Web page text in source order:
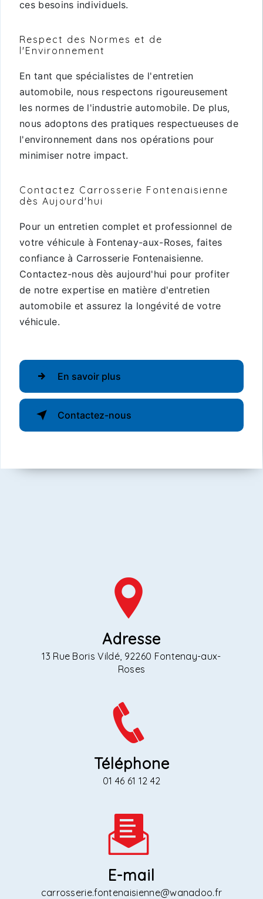
ces besoins individuels.
Respect des Normes et de
l'Environnement
En tant que spécialistes de l'entretien
automobile, nous respectons rigoureusement
les normes de l'industrie automobile. De plus,
nous adoptons des pratiques respectueuses de
l'environnement dans nos opérations pour
minimiser notre impact.
Contactez Carrosserie Fontenaisienne
dès Aujourd'hui
Pour un entretien complet et professionnel de
votre véhicule à Fontenay-aux-Roses, faites
confiance à Carrosserie Fontenaisienne.
Contactez-nous dès aujourd'hui pour profiter
de notre expertise en matière d'entretien
automobile et assurez la longévité de votre
véhicule.
En savoir plus
Contactez-nous
Adresse
13 Rue Boris Vildé, 92260 Fontenay-aux-
Roses
Téléphone
01 46 61 12 42
E-mail
carrosserie.fontenaisienne@wanadoo.fr